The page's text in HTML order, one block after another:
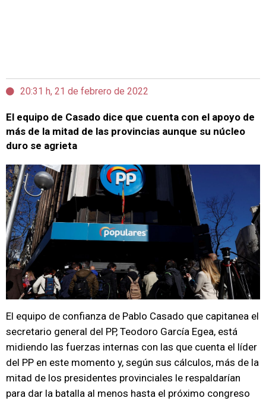
20:31 h, 21 de febrero de 2022
El equipo de Casado dice que cuenta con el apoyo de
más de la mitad de las provincias aunque su núcleo
duro se agrieta
El equipo de confianza de Pablo Casado que capitanea el
secretario general del PP, Teodoro García Egea, está
midiendo las fuerzas internas con las que cuenta el líder
del PP en este momento y, según sus cálculos, más de la
mitad de los presidentes provinciales le respaldarían
para dar la batalla al menos hasta el próximo congreso